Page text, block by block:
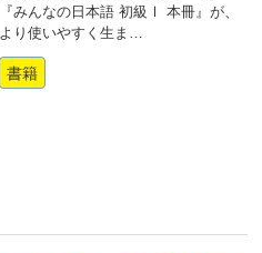
『みんなの日本語 初級Ⅰ 本冊』が、
より使いやすく生ま…
書籍